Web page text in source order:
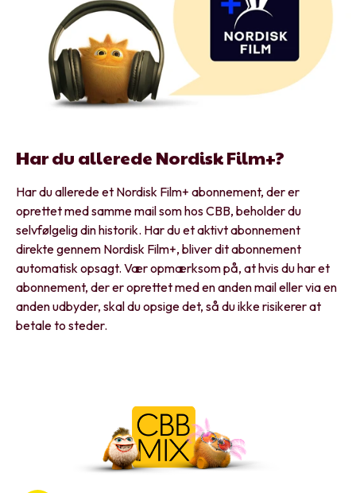
Har du allerede Nordisk Film+?
Har du allerede et Nordisk Film+ abonnement, der er
oprettet med samme mail som hos CBB, beholder du
selvfølgelig din historik. Har du et aktivt abonnement
direkte gennem Nordisk Film+, bliver dit abonnement
automatisk opsagt. Vær opmærksom på, at hvis du har et
abonnement, der er oprettet med en anden mail eller via en
anden udbyder, skal du opsige det, så du ikke risikerer at
betale to steder.